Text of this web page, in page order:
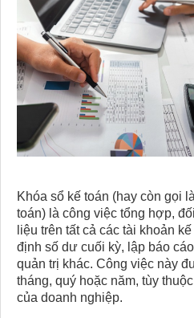
Khóa sổ kế toán (hay còn gọi
toán) là công việc tổng hợp,
liệu trên tất cả các tài khoản
định số dư cuối kỳ, lập báo
quản trị khác. Công việc này
tháng, quý hoặc năm, tùy
của doanh nghiệp.